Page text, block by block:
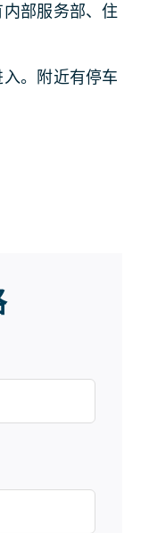
部服务部、住
。附近有停车